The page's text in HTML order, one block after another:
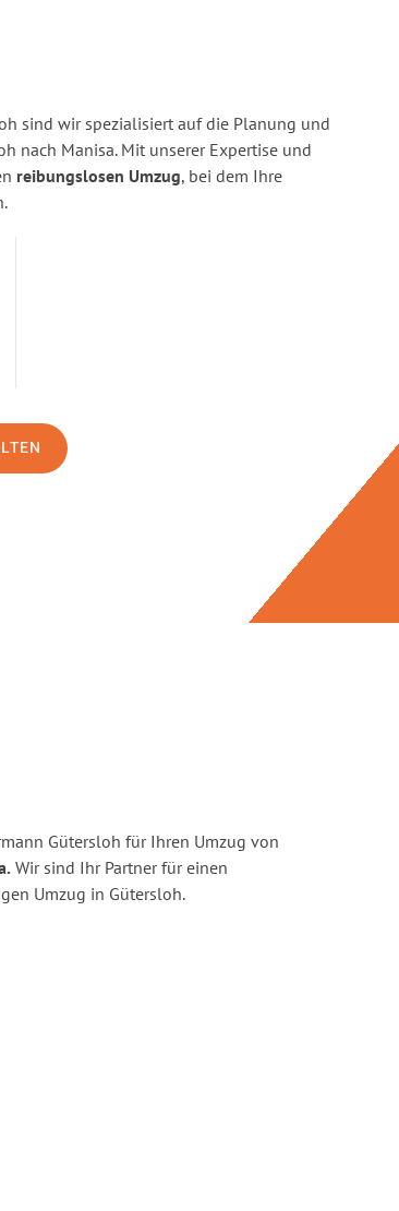
sind wir spezialisiert auf die Planung und
nach Manisa. Mit unserer Expertise und
reibungslosen Umzug, bei dem Ihre
Gütersloh für Ihren Umzug von
Wir sind Ihr Partner für einen
Umzug in Gütersloh.